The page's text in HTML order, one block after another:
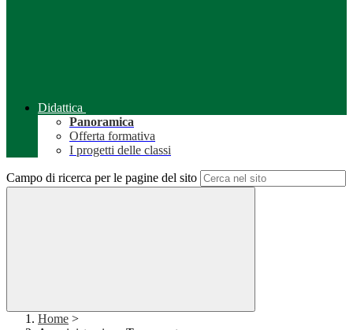
Didattica
Panoramica
Offerta formativa
I progetti delle classi
Campo di ricerca per le pagine del sito
Home >